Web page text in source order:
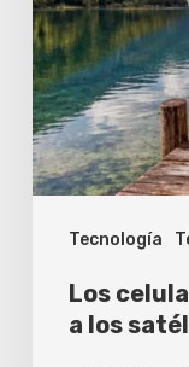
Tecnología
ya
se
conectan
a
los
satélites
StarlinkLos
a los